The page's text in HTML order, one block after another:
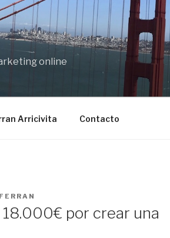
online
Arricivita Contacto
FERRAN
por crear una